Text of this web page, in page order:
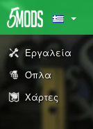
Εργαλεία
Όπλα
Χάρτες